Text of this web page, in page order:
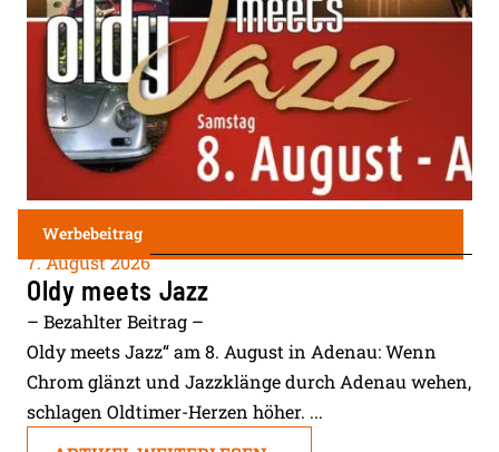
Werbebeitrag
7. August 2026
Oldy meets Jazz
– Bezahlter Beitrag –
Oldy meets Jazz“ am 8. August in Adenau: Wenn
Chrom glänzt und Jazzklänge durch Adenau wehen,
schlagen Oldtimer-Herzen höher. ...